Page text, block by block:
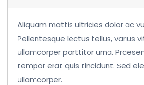
Aliquam mattis ultricies dolor ac
Pellentesque lectus tellus, varius
ullamcorper porttitor urna.
tempor erat quis tincidunt. Sed
ullamcorper.